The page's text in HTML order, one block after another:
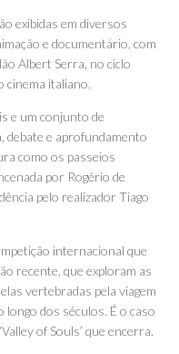
exibidas em diversos
e documentário, com
Albert Serra, no ciclo
cinema italiano.
e um conjunto de
debate e aprofundamento
como os passeios
por Rogério de
pelo realizador Tiago
internacional que
recente, que exploram as
vertebradas pela viagem
dos séculos. É o caso
of Souls’ que encerra.